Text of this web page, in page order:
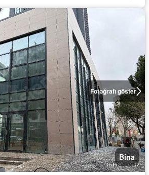
Fotoğrafı göster
Bina